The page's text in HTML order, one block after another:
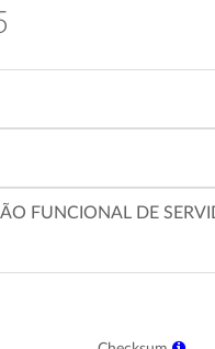
FUNCIONAL DE